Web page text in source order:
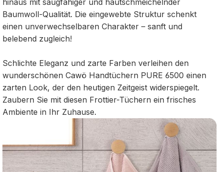
hinaus mit saugfähiger und hautschmeichelnder
Baumwoll-Qualität. Die eingewebte Struktur schenkt
einen unverwechselbaren Charakter – sanft und
belebend zugleich!
Schlichte Eleganz und zarte Farben verleihen den
wunderschönen Cawö Handtüchern PURE 6500 einen
zarten Look, der den heutigen Zeitgeist widerspiegelt.
Zaubern Sie mit diesen Frottier-Tüchern ein frisches
Ambiente in Ihr Zuhause.